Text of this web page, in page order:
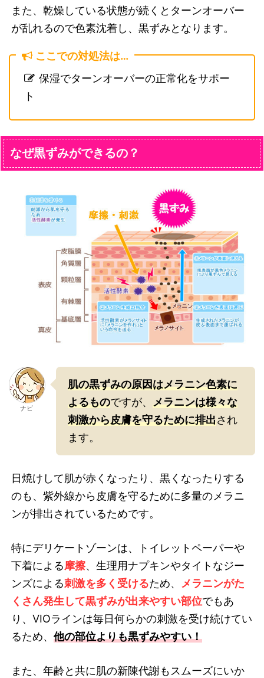
また、乾燥している状態が続くとターンオーバー
が乱れるので色素沈着し、黒ずみとなります。
ここでの対処法は…
保湿でターンオーバーの正常化をサポー
ト
なぜ黒ずみができるの？
ナビ
肌の黒ずみの原因はメラニン色素に
よるものですが、
メラニンは様々な
刺激から皮膚を守るために排出され
ます。
日焼けして肌が赤くなったり、黒くなったりする
のも、紫外線から皮膚を守るために多量のメラニ
ンが排出されているためです。
特にデリケートゾーンは、トイレットペーパーや
下着による摩擦、生理用ナプキンやタイトなジー
ンズによる刺激を多く受けるため、
メラニンがた
くさん発生して黒ずみが出来やすい部位でもあ
り、VIOラインは毎日何らかの刺激を受け続けてい
るため、 他の部位よりも黒ずみやすい！
また、年齢と共に肌の新陳代謝もスムーズにいか